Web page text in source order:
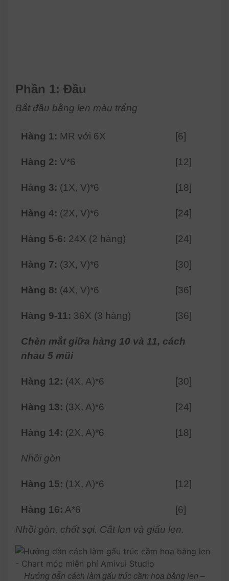
Phần 1: Đầu
Bắt đầu bằng len màu trắng
Hàng 1: MR với 6X [6]
Hàng 2: V*6 [12]
Hàng 3: (1X, V)*6 [18]
Hàng 4: (2X, V)*6 [24]
Hàng 5-6: 24X (2 hàng) [24]
Hàng 7: (3X, V)*6 [30]
Hàng 8: (4X, V)*6 [36]
Hàng 9-11: 36X (3 hàng) [36]
Chèn mắt giữa hàng 10 và 11, cách
nhau 5 mũi
Hàng 12: (4X, A)*6 [30]
Hàng 13: (3X, A)*6 [24]
Hàng 14: (2X, A)*6 [18]
Nhồi gòn
Hàng 15: (1X, A)*6 [12]
Hàng 16: A*6
[6]
Nhồi gòn, chốt sợi. Cắt len và giấu len.
Hướng dẫn cách làm gấu trúc cầm hoa bằng len –